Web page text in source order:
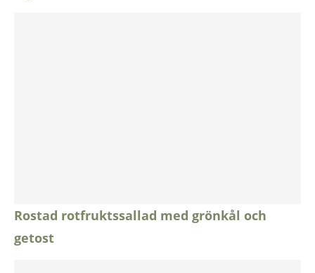
Rostad rotfruktssallad med grönkål och
getost